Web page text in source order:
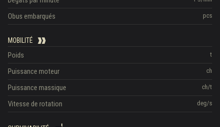
pcs
Obus embarqués
MOBILITÉ
t
Poids
ch
Puissance moteur
ch/t
Puissance massique
deg/s
Vitesse de rotation